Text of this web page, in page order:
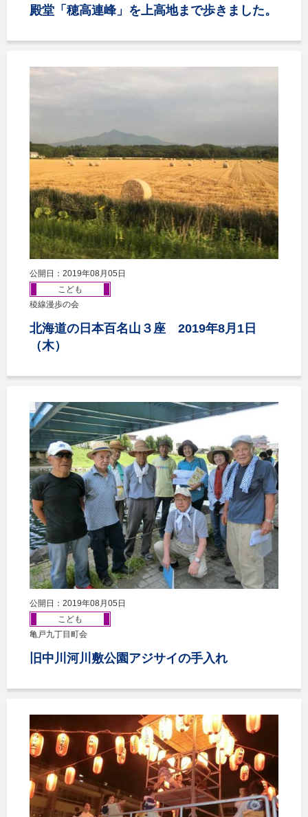
殿堂「穂高連峰」を上高地まで歩きました。
公開日：2019年08月05日
こども
稜線漫歩の会
北海道の日本百名山３座 2019年8月1日
（木）
公開日：2019年08月05日
こども
亀戸九丁目町会
旧中川河川敷公園アジサイの手入れ